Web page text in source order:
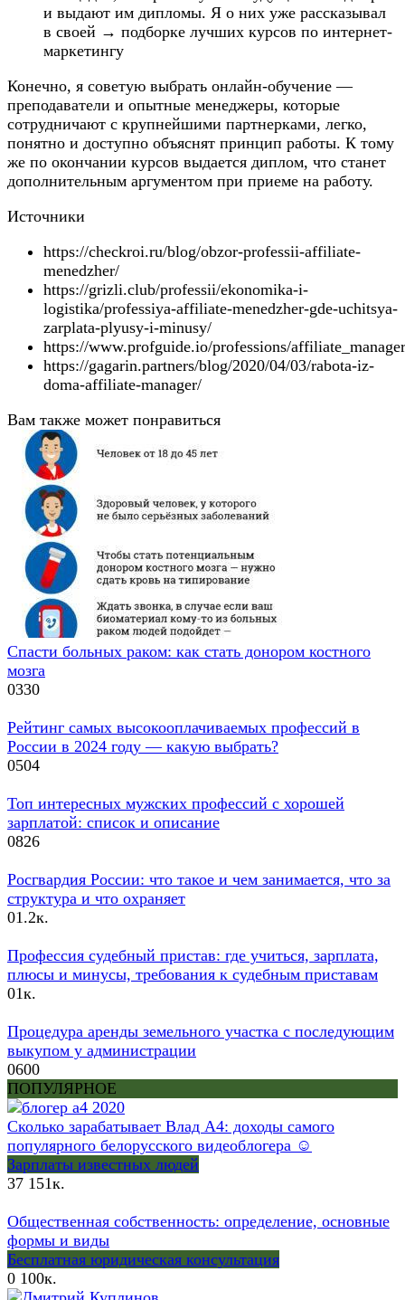
и выдают им дипломы. Я о них уже рассказывал
в своей → подборке лучших курсов по интернет-
маркетингу
Конечно, я советую выбрать онлайн-обучение —
преподаватели и опытные менеджеры, которые
сотрудничают с крупнейшими партнерками, легко,
понятно и доступно объяснят принцип работы. К тому
же по окончании курсов выдается диплом, что станет
дополнительным аргументом при приеме на работу.
Источники
https://checkroi.ru/blog/obzor-professii-affiliate-
menedzher/
https://grizli.club/professii/ekonomika-i-
logistika/professiya-affiliate-menedzher-gde-uchitsya-
zarplata-plyusy-i-minusy/
https://www.profguide.io/professions/
https://gagarin.partners/blog/2020/04/03/rabota-iz-
doma-affiliate-manager/
Вам также может понравиться
Спасти больных раком: как стать донором костного
мозга
0330
Рейтинг самых высокооплачиваемых профессий в
России в 2024 году — какую выбрать?
0504
Топ интересных мужских профессий с хорошей
зарплатой: список и описание
0826
Росгвардия России: что такое и чем занимается, что за
структура и что охраняет
01.2к.
Профессия судебный пристав: где учиться, зарплата,
плюсы и минусы, требования к судебным приставам
01к.
Процедура аренды земельного участка с последующим
выкупом у администрации
0600
ПОПУЛЯРНОЕ
Сколько зарабатывает Влад А4: доходы самого
популярного белорусского видеоблогера ☺
Зарплаты известных людей
37 151к.
Общественная собственность: определение, основные
формы и виды
Бесплатная юридическая консультация
0 100к.